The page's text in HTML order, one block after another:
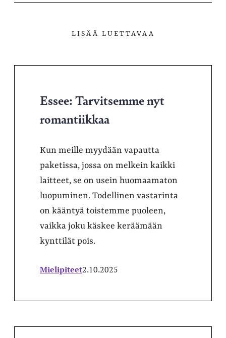
LISÄÄ LUETTAVAA
Essee: Tarvitsemme nyt
romantiikkaa
Kun meille myydään vapautta
paketissa, jossa on melkein kaikki
laitteet, se on usein huomaamaton
luopuminen. Todellinen vastarinta
on kääntyä toistemme puoleen,
vaikka joku käskee keräämään
kynttilät pois.
Mielipiteet2.10.2025